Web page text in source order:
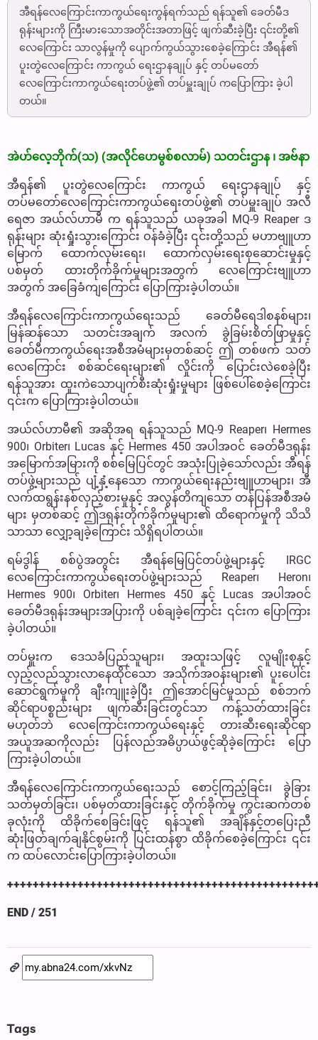
အီရန်လေကြောင်းကာကွယ်ရေးကွန်ရက်သည် ရန်သူ၏ ခေတ်မီဒ
ရုန်းများကို ကြီးမားသောအတိုင်းအတာဖြင့် ဖျက်ဆီးခဲ့ပြီး ၎င်းတို့၏
လေကြောင်း သာလွန်မှုကို ပျောက်ကွယ်သွားစေခဲ့ကြောင်း အီရန်၏
ပူးတွဲလေကြောင်း ကာကွယ် ရေးဌာနချုပ် နှင့် တပ်မတော်
လေကြောင်းကာကွယ်ရေးတပ်ဖွဲ့၏ တပ်မှူးချုပ် ကပြောကြား ခဲ့ပါ
တယ်။
အဲဟ်လေ့ဘိုက်(သ) (အလိုင်ဟေမွစ်စလာမ်) သတင်းဌာန ၊ အဗ်နာ
အီရန်၏ ပူးတွဲလေကြောင်း ကာကွယ် ရေးဌာနချုပ် နှင့်
တပ်မတော်လေကြောင်းကာကွယ်ရေးတပ်ဖွဲ့၏ တပ်မှူးချုပ် အလီ
ရေဇာ အယ်လ်ဟာမီ က ရန်သူသည် ယခုအခါ MQ-9 Reaper ဒ
ရုန်းများ ဆုံးရှုံးသွားကြောင်း ဝန်ခံခဲ့ပြီး ၎င်းတို့သည် မဟာဗျူဟာ
မြောက် ထောက်လှမ်းရေး၊ ထောက်လှမ်းရေးစုဆောင်းမှုနှင့်
ပစ်မှတ် ထားတိုက်ခိုက်မှုများအတွက် လေကြောင်းဗျူဟာ
အတွက် အခြေခံကျကြောင်း ပြောကြားခဲ့ပါတယ်။
အီရန်လေကြောင်းကာကွယ်ရေးသည် ခေတ်မီရေဒါစနစ်များ၊
မြန်ဆန်သော သတင်းအချက် အလက် ခွဲခြမ်းစိတ်ဖြာမှုနှင့်
ခေတ်မီကာကွယ်ရေးအစီအမံများမှတစ်ဆင့် ဤ တစ်ဖက် သတ်
လေကြောင်း စစ်ဆင်ရေးများ၏ လှိုင်းကို ပြောင်းလဲစေခဲ့ပြီး
ရန်သူအား ထူးကဲသောပျက်စီးဆုံးရှုံးမှုများ ဖြစ်ပေါ်စေခဲ့ကြောင်း
၎င်းက ပြောကြားခဲ့ပါတယ်။
အယ်လ်ဟာမီ၏ အဆိုအရ ရန်သူသည် MQ-9 Reaper၊ Hermes
900၊ Orbiter၊ Lucas နှင့် Hermes 450 အပါအဝင် ခေတ်မီဒရုန်း
အမြောက်အမြားကို စစ်မြေပြင်တွင် အသုံးပြုခဲ့သော်လည်း အီရန်
တပ်ဖွဲ့များသည် ပျံ့နှံ့နေသော ကာကွယ်ရေးနည်းဗျူဟာများ၊ အီ
လက်ထရွန်းနစ်လှည့်စားမှုနှင့် အလွန်တိကျသော တန်ပြန်အစီအမံ
များ မှတစ်ဆင့် ဤဒရုန်းတိုက်ခိုက်မှုများ၏ ထိရောက်မှုကို သိသိ
သာသာ လျှော့ချခဲ့ကြောင်း သိရှိရပါတယ်။
ရမ်ဒွါန် စစ်ပွဲအတွင်း အီရန်မြေပြင်တပ်ဖွဲ့များနှင့် IRGC
လေကြောင်းကာကွယ်ရေးတပ်ဖွဲ့များသည် Reaper၊ Heron၊
Hermes 900၊ Orbiter၊ Hermes 450 နှင့် Lucas အပါအဝင်
ခေတ်မီဒရုန်းအများအပြားကို ပစ်ချခဲ့ကြောင်း ၎င်းက ပြောကြား
ခဲ့ပါတယ်။
တပ်မှူးက ဒေသခံပြည်သူများ၊ အထူးသဖြင့် လူမျိုးစုနှင့်
လှည့်လည်သွားလာနေထိုင်သော အသိုက်အဝန်းများ၏ ပူးပေါင်း
ဆောင်ရွက်မှုကို ချီးကျူးခဲ့ပြီး ဤအောင်မြင်မှုသည် စစ်ဘက်
ဆိုင်ရာပစ္စည်းများ ဖျက်ဆီးခြင်းတွင်သာ ကန့်သတ်ထားခြင်း
မဟုတ်ဘဲ လေကြောင်းကာကွယ်ရေးနှင့် တားဆီးရေးဆိုင်ရာ
အယူအဆကိုလည်း ပြန်လည်အဓိပ္ပာယ်ဖွင့်ဆိုခဲ့ကြောင်း ပြော
ကြားခဲ့ပါတယ်။
အီရန်လေကြောင်းကာကွယ်ရေးသည် စောင့်ကြည့်ခြင်း၊ ခွဲခြား
သတ်မှတ်ခြင်း၊ ပစ်မှတ်ထားခြင်းနှင့် တိုက်ခိုက်မှု ကွင်းဆက်တစ်
ခုလုံးကို ထိခိုက်စေခြင်းဖြင့် ရန်သူ၏ အချိန်နှင့်တပြေးညီ
ဆုံးဖြတ်ချက်ချနိုင်စွမ်းကို ပြင်းထန်စွာ ထိခိုက်စေခဲ့ကြောင်း ၎င်း
က ထပ်လောင်းပြောကြားခဲ့ပါတယ်။
END / 251
Tags